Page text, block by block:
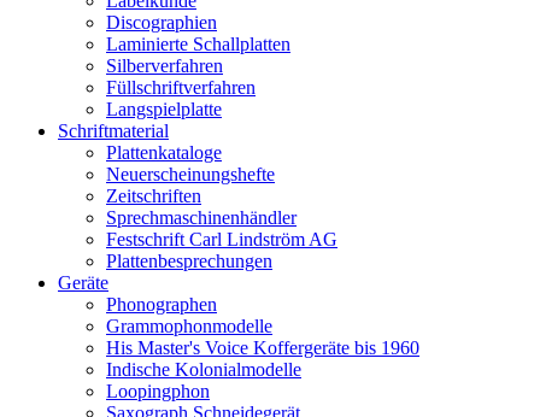
Discographien
Laminierte Schallplatten
Silberverfahren
Füllschriftverfahren
Langspielplatte
Schriftmaterial
Plattenkataloge
Neuerscheinungshefte
Zeitschriften
Sprechmaschinenhändler
Festschrift Carl Lindström AG
Plattenbesprechungen
Geräte
Phonographen
Grammophonmodelle
His Master's Voice Koffergeräte bis 1960
Indische Kolonialmodelle
Loopingphon
Saxograph Schneidegerät